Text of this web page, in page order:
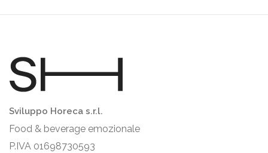
Sviluppo Horeca s.r.l.
Food & beverage emozionale
P.IVA 01698730593